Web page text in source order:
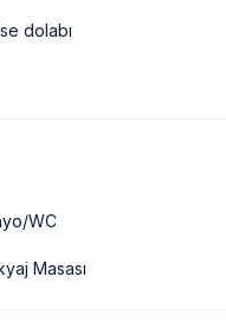
dolabı
WC
Masası